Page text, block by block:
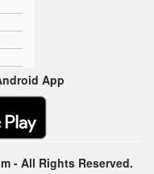
App
- All Rights Reserved.